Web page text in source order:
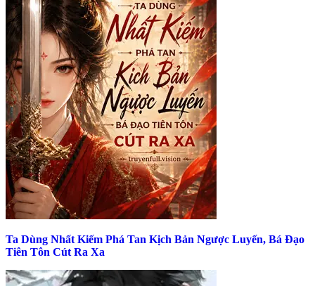
Ta Dùng Nhất Kiếm Phá Tan Kịch Bản Ngược Luyến, Bá Đạo
Tiên Tôn Cút Ra Xa